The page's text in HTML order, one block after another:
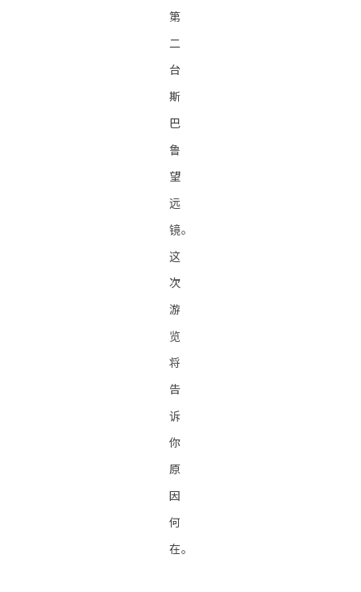
第
二
台
斯
巴
鲁
望
远
镜。
这
次
游
览
将
告
诉
你
原
因
何
在。